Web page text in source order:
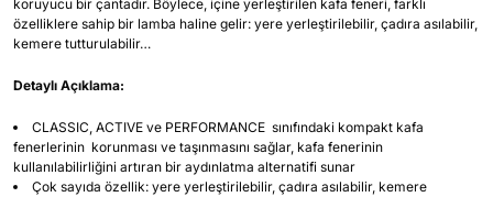
koruyucu bir çantadır. Böylece, içine yerleştirilen kafa feneri, farklı
özelliklere sahip bir lamba haline gelir: yere yerleştirilebilir, çadıra asılabilir,
kemere tutturulabilir…
Detaylı Açıklama:
CLASSIC, ACTIVE ve PERFORMANCE sınıfındaki kompakt kafa
fenerlerinin korunması ve taşınmasını sağlar, kafa fenerinin
kullanılabilirliğini artıran bir aydınlatma alternatifi sunar
Çok sayıda özellik: yere yerleştirilebilir, çadıra asılabilir, kemere